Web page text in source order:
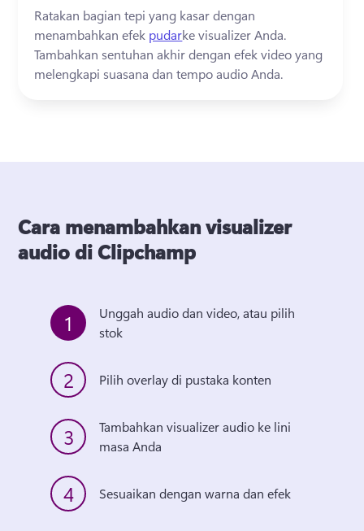
Ratakan bagian tepi yang kasar dengan
menambahkan efek pudar
Tambahkan sentuhan akhir dengan efek video yang
melengkapi suasana dan tempo audio Anda.
Cara menambahkan visualizer
audio di Clipchamp
1
Unggah audio dan video, atau pilih
stok
2
3
Tambahkan visualizer audio ke lini
4